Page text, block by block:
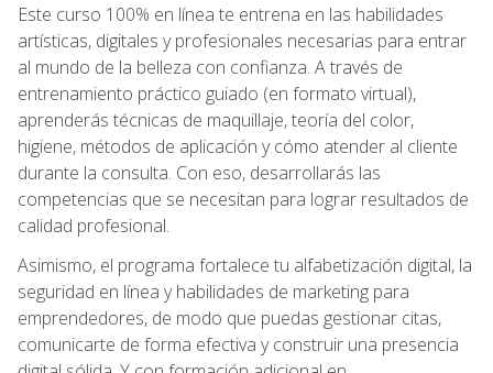
Este curso 100% en línea te entrena en las habilidades
artísticas, digitales y profesionales necesarias para entrar
al mundo de la belleza con confianza. A través de
entrenamiento práctico guiado (en formato virtual),
aprenderás técnicas de maquillaje, teoría del color,
higiene, métodos de aplicación y cómo atender al cliente
durante la consulta. Con eso, desarrollarás las
competencias que se necesitan para lograr resultados de
calidad profesional.
Asimismo, el programa fortalece tu alfabetización digital, la
seguridad en línea y habilidades de marketing para
emprendedores, de modo que puedas gestionar citas,
comunicarte de forma efectiva y construir una presencia